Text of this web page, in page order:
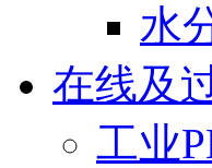
水
在线及
工业